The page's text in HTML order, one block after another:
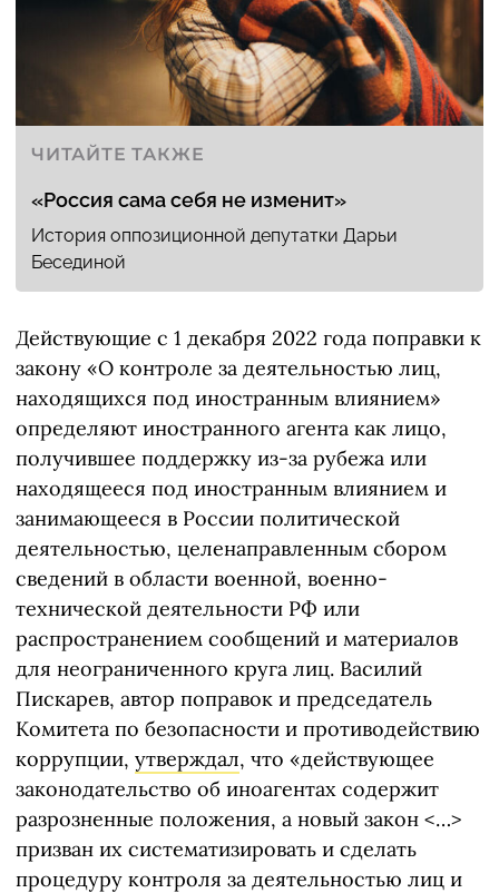
ЧИТАЙТЕ ТАКЖЕ
«Россия сама себя не изменит»
История оппозиционной депутатки Дарьи
Бесединой
Действующие с 1 декабря 2022 года поправки к
закону «О контроле за деятельностью лиц,
находящихся под иностранным влиянием»
определяют иностранного агента как лицо,
получившее поддержку из-за рубежа или
находящееся под иностранным влиянием и
занимающееся в России политической
деятельностью, целенаправленным сбором
сведений в области военной, военно-
технической деятельности РФ или
распространением сообщений и материалов
для неограниченного круга лиц. Василий
Пискарев, автор поправок и председатель
Комитета по безопасности и противодействию
коррупции, утверждал, что «действующее
законодательство об иноагентах содержит
разрозненные положения, а новый закон <…>
призван их систематизировать и сделать
процедуру контроля за деятельностью лиц и